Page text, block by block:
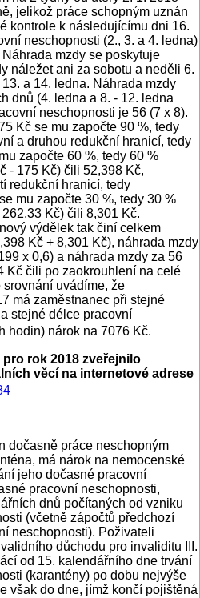
jelikož práce schopným uznán
kontrole k následujícímu dni 16.
neschopnosti (2., 3. a 4. ledna)
mzdy se poskytuje
náležet ani za sobotu a neděli 6.
a 14. ledna. Náhrada mzdy
dnů (4. ledna a 8. - 12. ledna
neschopnosti je 56 (7 x 8).
Kč se mu započte 90 %, tedy
a druhou redukční hranicí, tedy
započte 60 %, tedy 60 %
- 175 Kč) čili 52,398 Kč,
redukční hranicí, tedy
mu započte 30 %, tedy 30 %
Kč) čili 8,301 Kč.
výdělek tak činí celkem
Kč + 8,301 Kč), náhrada mzdy
x 0,6) a náhrada mzdy za 56
Kč čili po zaokrouhlení na celé
srovnání uvádíme, že
má zaměstnanec při stejné
stejné délce pracovní
hodin) nárok na 7076 Kč.
rok 2018 zveřejnilo
věcí na internetové adrese
dočasně práce neschopným
má nárok na nemocenské
jeho dočasné pracovní
pracovní neschopnosti,
dnů počítaných od vzniku
(včetně zápočtů předchozí
neschopnosti). Poživateli
důchodu pro invaliditu III.
od 15. kalendářního dne trvání
(karantény) po dobu nejvýše
však do dne, jímž končí pojištěná